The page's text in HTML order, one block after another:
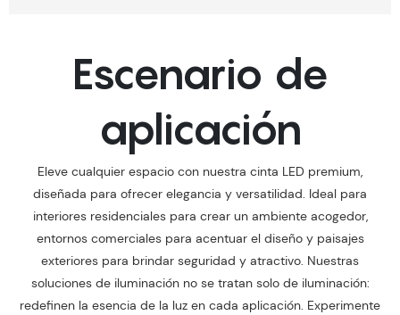
Escenario de
aplicación
Eleve cualquier espacio con nuestra cinta LED premium,
diseñada para ofrecer elegancia y versatilidad. Ideal para
interiores residenciales para crear un ambiente acogedor,
entornos comerciales para acentuar el diseño y paisajes
exteriores para brindar seguridad y atractivo. Nuestras
soluciones de iluminación no se tratan solo de iluminación:
redefinen la esencia de la luz en cada aplicación. Experimente